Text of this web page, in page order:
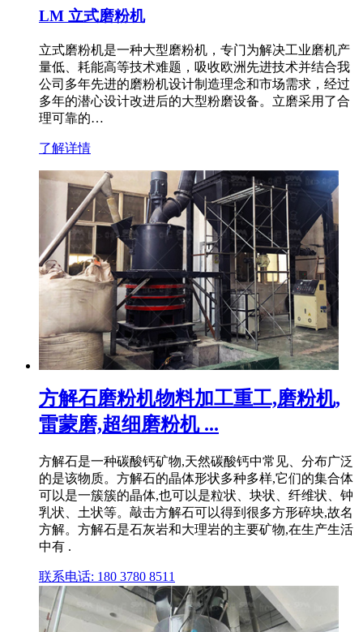
LM 立式磨粉机
立式磨粉机是一种大型磨粉机，专门为解决工业磨机产
量低、耗能高等技术难题，吸收欧洲先进技术并结合我
公司多年先进的磨粉机设计制造理念和市场需求，经过
多年的潜心设计改进后的大型粉磨设备。立磨采用了合
理可靠的…
了解详情
方解石磨粉机物料加工重工,磨粉机,
雷蒙磨,超细磨粉机 ...
方解石是一种碳酸钙矿物,天然碳酸钙中常见、分布广泛
的是该物质。方解石的晶体形状多种多样,它们的集合体
可以是一簇簇的晶体,也可以是粒状、块状、纤维状、钟
乳状、土状等。敲击方解石可以得到很多方形碎块,故名
方解。方解石是石灰岩和大理岩的主要矿物,在生产生活
中有 .
联系电话: 180 3780 8511